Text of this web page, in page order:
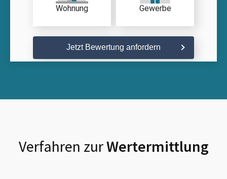
Wohnung Gewerbe
Jetzt Bewertung anfordern
Verfahren zurWertermittlung